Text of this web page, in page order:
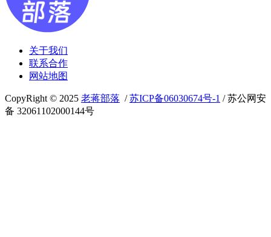
关于我们
联系合作
网站地图
CopyRight © 2025 老蒋部落 /苏ICP备06030674号-1 / 苏公网安
备 32061102000144号